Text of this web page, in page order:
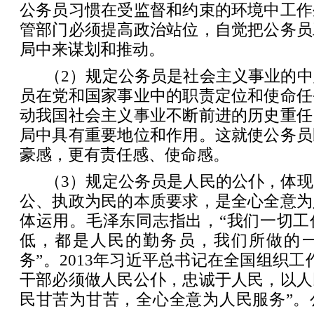
公务员习惯在受监督和约束的环境中工
管部门必须提高政治站位，自觉把公务
局中来谋划和推动。
（2）规定公务员是社会主义事业的
员在党和国家事业中的职责定位和使命
动我国社会主义事业不断前进的历史重
局中具有重要地位和作用。这就使公务
豪感，更有责任感、使命感。
（3）规定公务员是人民的公仆，体
公、执政为民的本质要求，是全心全意
体运用。毛泽东同志指出，“我们一切
低，都是人民的勤务员，我们所做的
务”。2013年习近平总书记在全国组织工
干部必须做人民公仆，忠诚于人民，以
民甘苦为甘苦，全心全意为人民服务”